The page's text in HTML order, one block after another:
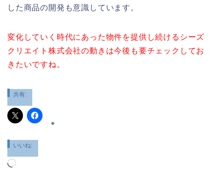
した商品の開発も意識しています。
変化していく時代にあった物件を提供し続けるシーズ
クリエイト株式会社の動きは今後も要チェックしてお
きたいですね。
共有:
いいね:
読